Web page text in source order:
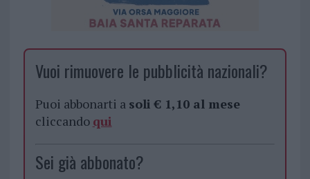
Vuoi rimuovere le pubblicità nazionali?
Puoi abbonarti a soli € 1,10 al mese
cliccando qui
Sei già abbonato?